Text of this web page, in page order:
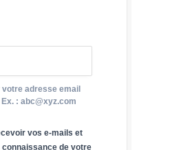
adresse email
: abc@xyz.com
vos e-mails et
de votre